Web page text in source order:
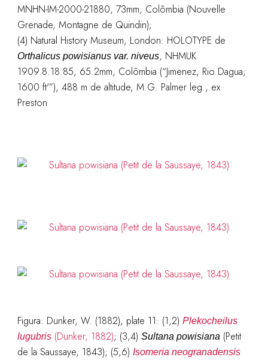
MNHN-IM-2000-21880, 73mm, Colômbia (Nouvelle
Grenade, Montagne de Quindin);
(4) Natural History Museum, London: HOLOTYPE de
Orthalicus powisianus var. niveus, NHMUK
1909.8.18.85, 65.2mm, Colômbia (“Jimenez, Rio Dagua;
1600 ft'”), 488 m de altitude, M.G. Palmer leg., ex
Preston
Figura: Dunker, W. (1882), plate 11: (1,2) Plekocheilus
lugubris(Dunker, 1882); (3,4) Sultana powisiana(Petit
de la Saussaye, 1843); (5,6) Isomeria neogranadensis